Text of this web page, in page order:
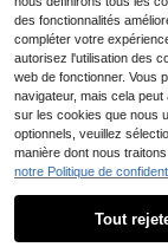
des fonctionnalités
compléter votre
autorisez l'utilisation des
web de fonctionner. Vous
navigateur, mais cela
sur les cookies que nous
optionnels, veuillez
manière dont nous
notre Politique de
Tout